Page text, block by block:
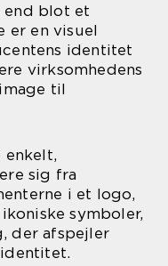
end blot et
er en visuel
identitet
virksomhedens
til
sig fra
i et logo,
symboler,
der afspejler